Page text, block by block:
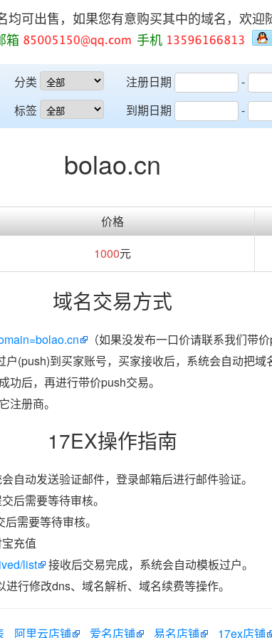
均可出售，如果您有意购买其中的域名，欢迎
箱 手机
分类
标签
注册日期
-
到期日期
-
bolao.cn
价格
1000元
域名交易方式
（如果没发布一口价请联系我们带价
(push)到买家账号，买家接收后，系统会自动把域
后，再进行带价push交易。
注册商。
17EX操作指南
自动发送验证邮件，登录邮箱后进行邮件验证。
后需要等待审核。
后需要等待审核。
充值
list
接收后交易完成，系统会自动模板过户。
进行修改dns、域名解析、域名续费等操作。
阿里云店铺 爱名店铺 易名店铺 17ex店铺